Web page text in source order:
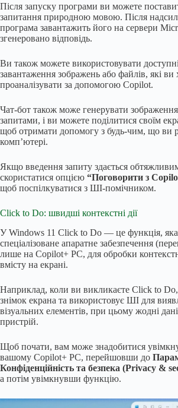
Після запуску програми ви можете
запитання природною мовою. Після
програма завантажить його на сервери
згенеровано відповідь.
Ви також можете використовувати
завантаження зображень або файлів, які ви
проаналізувати за допомогою Copilot.
Чат-бот також може генерувати
запитами, і ви можете поділитися своїм
щоб отримати допомогу з будь-чим, що ви
комп’ютері.
Якщо введення запиту здається
скористатися опцією “Поговорити з
щоб поспілкуватися з ШІ-помічником.
Click to Do: швидші контекстні дії
У Windows 11 Click to Do — це функція, яка
спеціалізоване апаратне забезпечення
лише на Copilot+ PC, для обробки
вмісту на екрані.
Наприклад, коли ви викликаєте Click to
знімок екрана та використовує ШІ для
візуальних елементів, при цьому жодні
пристрій.
Щоб почати, вам може знадобитися
вашому Copilot+ PC, перейшовши до
Конфіденційність та безпека (Privacy &
а потім увімкнувши функцію.